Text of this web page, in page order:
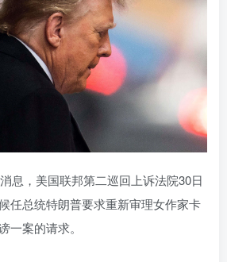
息，美国联邦第二巡回上诉法院30日
任总统特朗普要求重新审理女作家卡
一案的请求。